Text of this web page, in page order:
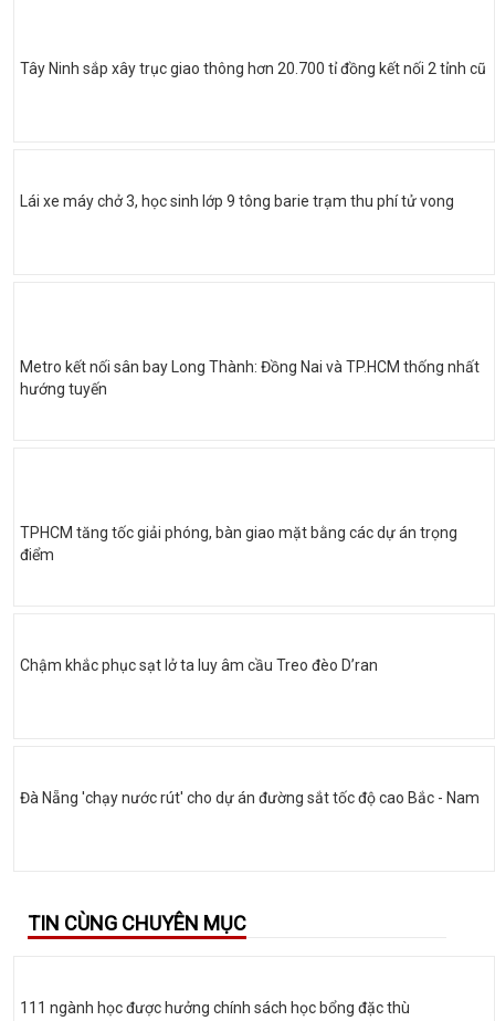
Tây Ninh sắp xây trục giao thông hơn 20.700 tỉ đồng kết nối 2 tỉnh cũ
Lái xe máy chở 3, học sinh lớp 9 tông barie trạm thu phí tử vong
Metro kết nối sân bay Long Thành: Đồng Nai và TP.HCM thống nhất
hướng tuyến
TPHCM tăng tốc giải phóng, bàn giao mặt bằng các dự án trọng
điểm
Chậm khắc phục sạt lở ta luy âm cầu Treo đèo D’ran
Đà Nẵng 'chạy nước rút' cho dự án đường sắt tốc độ cao Bắc - Nam
TIN CÙNG CHUYÊN MỤC
111 ngành học được hưởng chính sách học bổng đặc thù